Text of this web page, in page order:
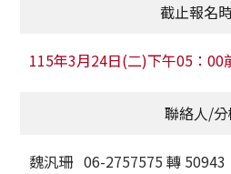
截止報名
115年3月24日(二)下午05：00
聯絡人/
魏汎珊 06-2757575 轉 50943